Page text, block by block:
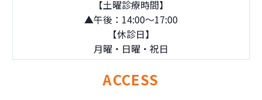
【土曜診療時間】
▲午後：14:00～17:00
【休診日】
月曜・日曜・祝日
ACCESS